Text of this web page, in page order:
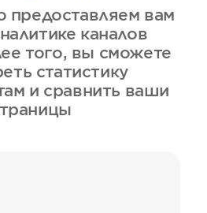
предоставляем вам
каналов
того, вы сможете
статистику
и сравнить ваши